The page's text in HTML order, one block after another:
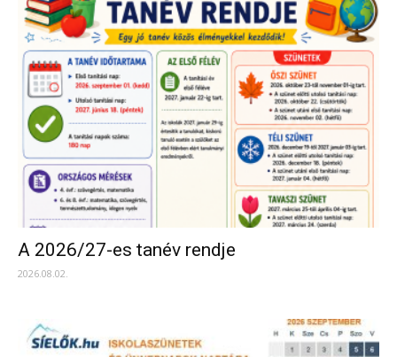
A 2026/27-es tanév rendje
2026.08.02.